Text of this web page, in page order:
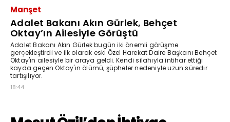
Manşet
Adalet Bakanı Akın Gürlek, Behçet
Oktay’ın Ailesiyle Görüştü
Adalet Bakanı Akın Gürlek bugün iki önemli görüşme
gerçekleştirdi ve ilk olarak eski Özel Harekat Daire Başkanı Behçet
Oktay'ın ailesiyle bir araya geldi. Kendi silahıyla intihar ettiği
kayda geçen Oktay'ın ölümü, şüpheler nedeniyle uzun süredir
tartışılıyor.
18:44